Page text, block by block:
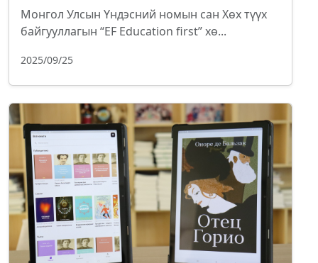
Монгол Улсын Үндэсний номын сан Хөх түүх
байгууллагын “EF Education first” хө...
2025/09/25